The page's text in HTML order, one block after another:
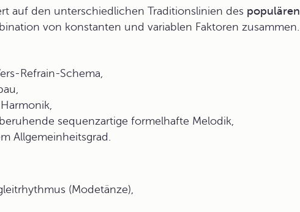
auf den unterschiedlichen Traditionslinien des populären
von konstanten und variablen Faktoren zusammen.
Refrain-Schema,
sequenzartige formelhafte Melodik,
Allgemeinheitsgrad.
(Modetänze),